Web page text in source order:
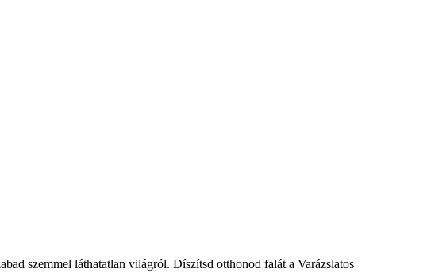
szemmel láthatatlan világról. Díszítsd otthonod falát a Varázslatos